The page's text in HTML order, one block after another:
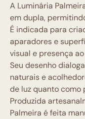
A Luminária
em dupla,
É indicada para
aparadores e
visual e presença
Seu desenho
naturais e
de luz quanto como
Produzida
Palmeira é feita